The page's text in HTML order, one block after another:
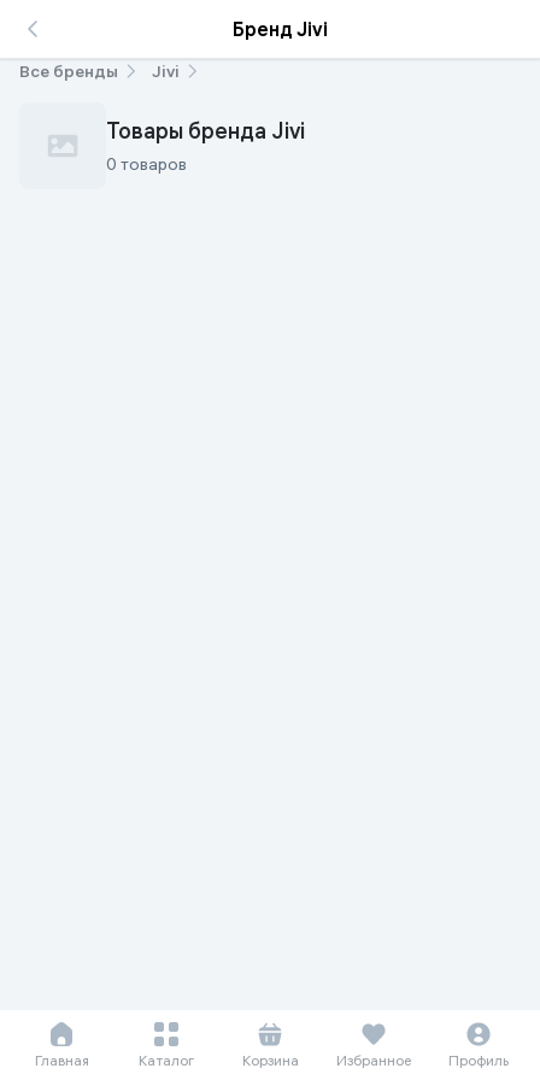
Бренд Jivi
Все бренды Jivi
Товары бренда Jivi
0 товаров
Главная Каталог Корзина Избранное Профиль